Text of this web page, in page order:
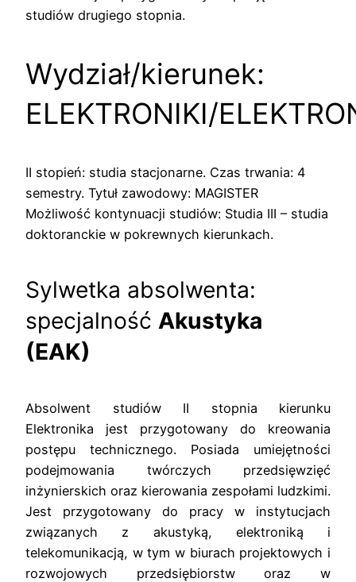
studiów drugiego stopnia.
Wydział/kierunek:
ELEKTRONIKI/
II stopień: studia stacjonarne. Czas trwania: 4
semestry. Tytuł zawodowy: MAGISTER
Możliwość kontynuacji studiów: Studia III – studia
doktoranckie w pokrewnych kierunkach.
Sylwetka absolwenta:
specjalność Akustyka
(EAK)
Absolwent studiów II stopnia kierunku
Elektronika jest przygotowany do kreowania
postępu technicznego. Posiada umiejętności
podejmowania twórczych przedsięwzięć
inżynierskich oraz kierowania zespołami ludzkimi.
Jest przygotowany do pracy w instytucjach
związanych z akustyką, elektroniką i
telekomunikacją, w tym w biurach projektowych i
rozwojowych przedsiębiorstw oraz w